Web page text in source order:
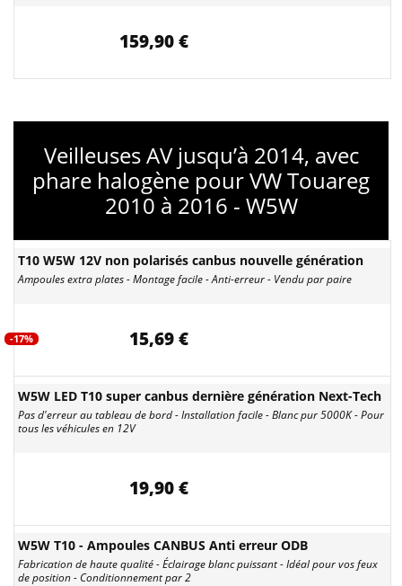
159,90 €
Veilleuses AV jusqu’à 2014, avec
phare halogène pour VW Touareg
2010 à 2016 - W5W
T10 W5W 12V non polarisés canbus nouvelle génération
Ampoules extra plates - Montage facile - Anti-erreur - Vendu par paire
-17% 15,69 €
W5W LED T10 super canbus dernière génération Next-Tech
Pas d'erreur au tableau de bord - Installation facile - Blanc pur 5000K - Pour
tous les véhicules en 12V
19,90 €
W5W T10 - Ampoules CANBUS Anti erreur ODB
Fabrication de haute qualité - Éclairage blanc puissant - Idéal pour vos feux
de position - Conditionnement par 2